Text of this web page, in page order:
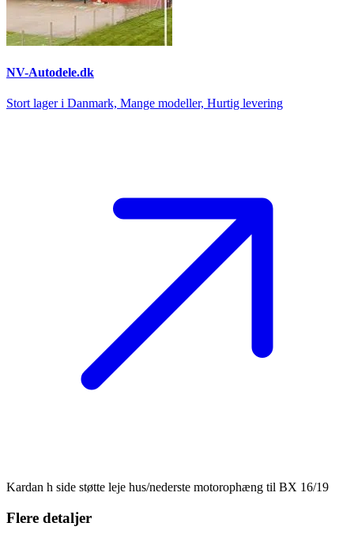
NV-Autodele.dk
Stort lager i Danmark, Mange modeller, Hurtig levering
Kardan h side støtte leje hus/nederste motorophæng til BX 16/19
Flere detaljer